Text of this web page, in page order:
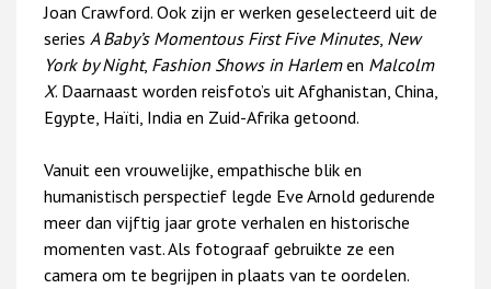
Joan Crawford. Ook zijn er werken geselecteerd uit de
series A Baby’s Momentous First Five Minutes, New
York by Night, Fashion Shows in Harlemen Malcolm
X. Daarnaast worden reisfoto’s uit Afghanistan, China,
Egypte, Haïti, India en Zuid-Afrika getoond.
Vanuit een vrouwelijke, empathische blik en
humanistisch perspectief legde Eve Arnold gedurende
meer dan vijftig jaar grote verhalen en historische
momenten vast. Als fotograaf gebruikte ze een
camera om te begrijpen in plaats van te oordelen.